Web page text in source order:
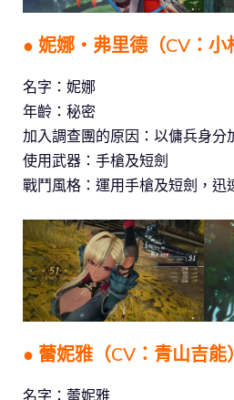
● 妮娜‧弗里德（CV：小
名字：妮娜
年齡：秘密
加入調查團的原因：以傭兵身分
使用武器：手槍及短劍
戰鬥風格：運用手槍及短劍，迅
● 蕾妮雅（CV：青山吉能）
名字：蕾妮雅